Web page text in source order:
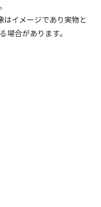
はイメージであり実物と
場合があります。